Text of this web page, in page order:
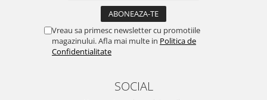
Vreau sa primesc newsletter cu promotiile
magazinului. Afla mai multe in Politica de
Confidentialitate
SOCIAL